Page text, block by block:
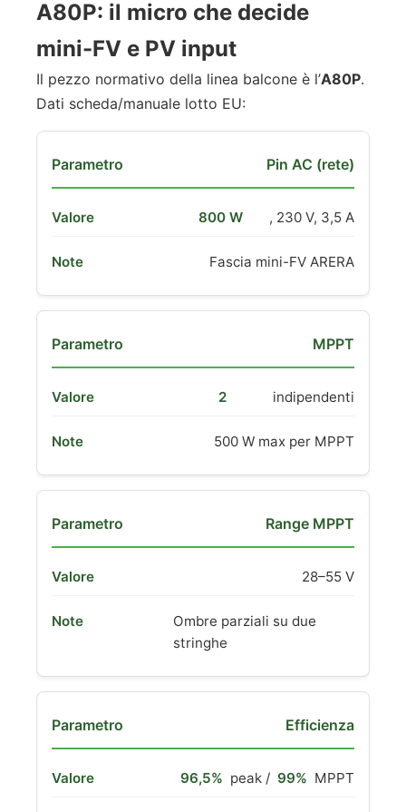
A80P: il micro che decide
mini-FV e PV input
Il pezzo normativo della linea balcone è l’A80P.
Dati scheda/manuale lotto EU:
Pin AC (rete)
800 W , 230 V, 3,5 A
Fascia mini-FV ARERA
MPPT
2 indipendenti
500 W max per MPPT
Range MPPT
28–55 V
Ombre parziali su due
stringhe
Efficienza
96,5% peak / 99% MPPT